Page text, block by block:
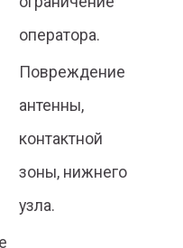
оператора.
Повреждение
антенны,
контактной
зоны, нижнего
узла.